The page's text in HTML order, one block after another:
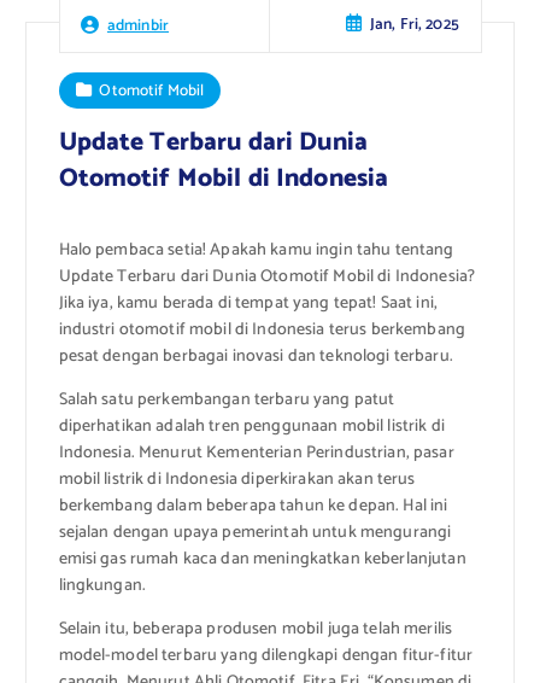
adminbir Jan, Fri, 2025
Otomotif Mobil
Update Terbaru dari Dunia
Otomotif Mobil di Indonesia
Halo pembaca setia! Apakah kamu ingin tahu tentang
Update Terbaru dari Dunia Otomotif Mobil di Indonesia?
Jika iya, kamu berada di tempat yang tepat! Saat ini,
industri otomotif mobil di Indonesia terus berkembang
pesat dengan berbagai inovasi dan teknologi terbaru.
Salah satu perkembangan terbaru yang patut
diperhatikan adalah tren penggunaan mobil listrik di
Indonesia. Menurut Kementerian Perindustrian, pasar
mobil listrik di Indonesia diperkirakan akan terus
berkembang dalam beberapa tahun ke depan. Hal ini
sejalan dengan upaya pemerintah untuk mengurangi
emisi gas rumah kaca dan meningkatkan keberlanjutan
lingkungan.
Selain itu, beberapa produsen mobil juga telah merilis
model-model terbaru yang dilengkapi dengan fitur-fitur